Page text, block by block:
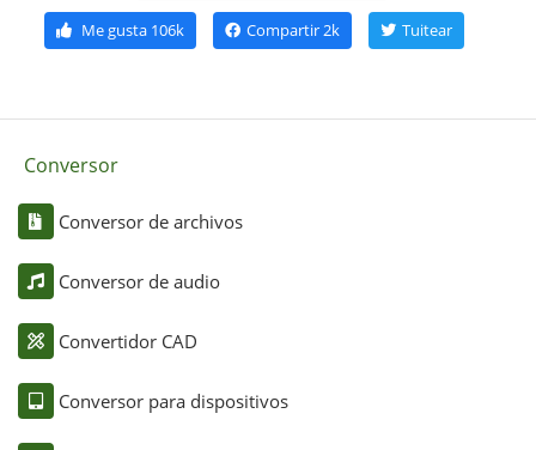
Me gusta106k Compartir2k Tuitear
Conversor
Conversor de archivos
Conversor de audio
Convertidor CAD
Conversor para dispositivos